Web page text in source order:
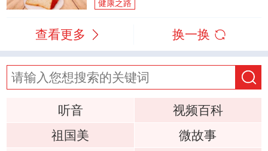
健康之路
查看更多 换一换
听音
视频百科
祖国美
微故事